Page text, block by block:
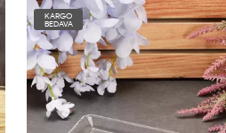
KARGO
BEDAVA